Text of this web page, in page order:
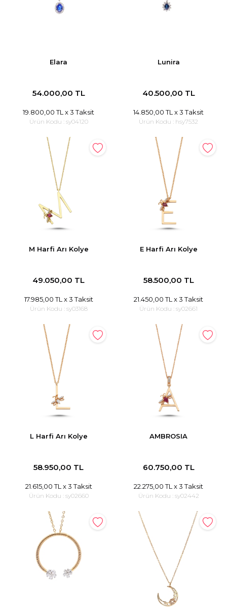
Elara
54.000,00 TL
19.800,00 TL x 3 Taksit
Ürün Kodu : sy04120
Lunira
40.500,00 TL
14.850,00 TL x 3 Taksit
Ürün Kodu : hsy7532
M Harfi Arı Kolye
49.050,00 TL
17.985,00 TL x 3 Taksit
Ürün Kodu : sy03168
E Harfi Arı Kolye
58.500,00 TL
21.450,00 TL x 3 Taksit
Ürün Kodu : sy02661
L Harfi Arı Kolye
58.950,00 TL
21.615,00 TL x 3 Taksit
Ürün Kodu : sy02660
AMBROSIA
60.750,00 TL
22.275,00 TL x 3 Taksit
Ürün Kodu : sy02442